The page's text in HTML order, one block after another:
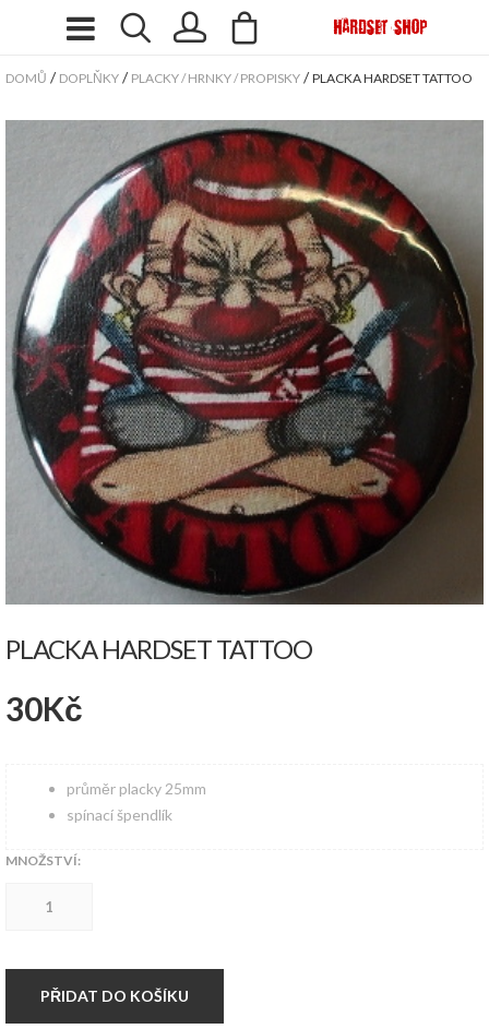
DOMŮ / DOPLŇKY / PLACKY / HRNKY / PROPISKY /PLACKA HARDSET TATTOO
PLACKA HARDSET TATTOO
30Kč
průměr placky 25mm
spínací špendlík
MNOŽSTVÍ:
Hardset
PŘIDAT DO KOŠÍKU